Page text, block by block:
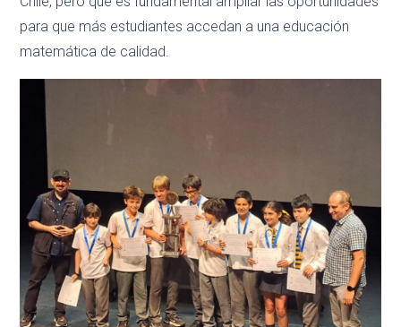
para que más estudiantes accedan a una educación
matemática de calidad.